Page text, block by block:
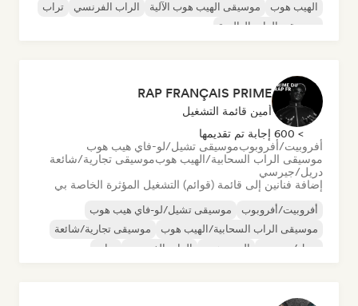
الهيب هوب
موسيقى الهيب هوب الآلية الراب الفرنسي
تراب
موسيقى الراب العالمية
RAP FRANÇAIS PRIME
أمين قائمة التشغيل
> 600 إجابة تم تقديمها
أفروبيت/أفروبوبموسيقى تشيل/لو-فاي هيب هوب
موسيقى الراب السحابية/الهيب هوبموسيقى تجارية/شائعة
دريل/جيرسي
إضافة فنانين إلى قائمة (قوائم) التشغيل المؤثرة الخاصة بي
أفروبيت/أفروبوب
موسيقى تشيل/لو-فاي هيب هوب
موسيقى الراب السحابية/الهيب هوب
موسيقى تجارية/شائعة
دريل/جيرسي
الهيب هوب الراب الفرنسي تراب